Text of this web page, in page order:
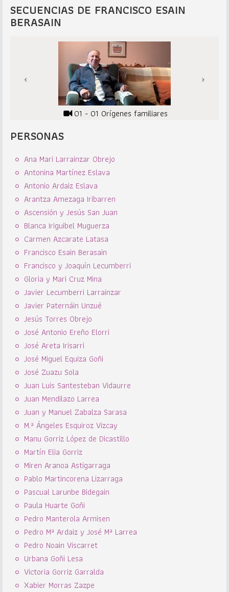
SECUENCIAS DE FRANCISCO ESAIN
BERASAIN
01 - 01 Orígenes familiares
PERSONAS
Ana Mari Larrainzar Obrejo
Antonina Martínez Eslava
Antonio Ardaiz Eslava
Arantza Amezaga Iribarren
Ascensión y Jesús San Juan
Blanca Iriguibel Muguerza
Carmen Azcarate Latasa
Francisco Esain Berasain
Francisco y Joaquín Lecumberri
Gloria y Mari Cruz Mina
Javier Lecumberri Larrainzar
Javier Paternáin Unzué
Jesús Torres Obrejo
José Antonio Ereño Elorri
José Areta Irisarri
José Miguel Equiza Goñi
José Zuazu Sola
Juan Luis Santesteban Vidaurre
Juan Mendilazo Larrea
Juan y Manuel Zabalza Sarasa
M.ª Ángeles Esquiroz Vizcay
Manu Gorriz López de Dicastillo
Martín Elia Gorriz
Miren Aranoa Astigarraga
Pablo Martincorena Lizarraga
Pascual Larunbe Bidegain
Paula Huarte Goñi
Pedro Manterola Armisen
Pedro Mª Ardaiz y José Mª Larrea
Pedro Noain Viscarret
Urbana Goñi Lesa
Victoria Gorriz Garralda
Xabier Morras Zazpe